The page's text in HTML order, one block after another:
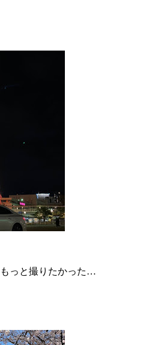
っと撮りたかった…